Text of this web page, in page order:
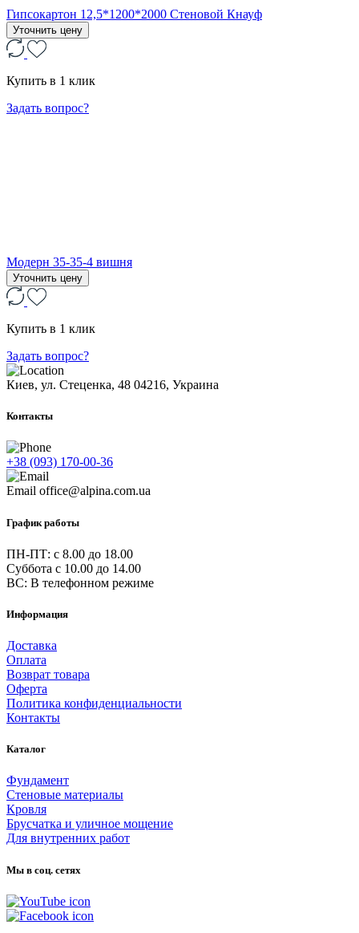
Гипсокартон 12,5*1200*2000 Стеновой Кнауф
Уточнить цену
Купить в 1 клик
Задать вопрос?
Модерн 35-35-4 вишня
Уточнить цену
Купить в 1 клик
Задать вопрос?
Киев, ул. Стеценка, 48 04216, Украина
Контакты
+38 (093) 170-00-36
Email office@alpina.com.ua
График работы
ПН-ПТ: c 8.00 до 18.00
Суббота с 10.00 до 14.00
ВС: В телефонном режиме
Информация
Доставка
Оплата
Возврат товара
Оферта
Политика конфиденциальности
Контакты
Каталог
Фундамент
Стеновые материалы
Кровля
Брусчатка и уличное мощение
Для внутренних работ
Мы в соц. сетях